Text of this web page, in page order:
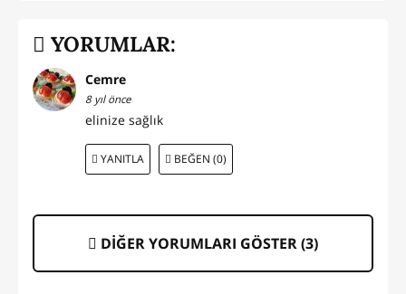
YORUMLAR:
Cemre
8 yıl önce
elinize sağlık
YANITLA BEĞEN (0)
DİĞER YORUMLARI GÖSTER (3)